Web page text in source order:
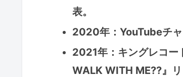
表。
2020年：YouTubeチャ
2021年：キングレコー
WALK WITH ME??』リ